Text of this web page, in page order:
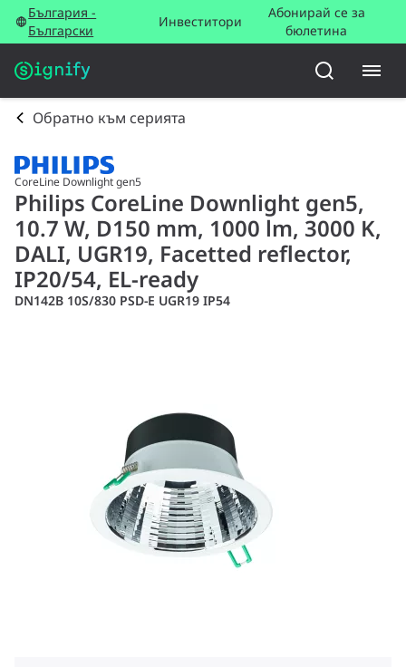
България -
Български
Инвеститори
Абонирай се за
бюлетина
Обратно към серията
CoreLine Downlight gen5
Philips CoreLine Downlight gen5,
10.7 W, D150 mm, 1000 lm, 3000 K,
DALI, UGR19, Facetted reflector,
IP20/54, EL-ready
DN142B 10S/830 PSD-E UGR19 IP54